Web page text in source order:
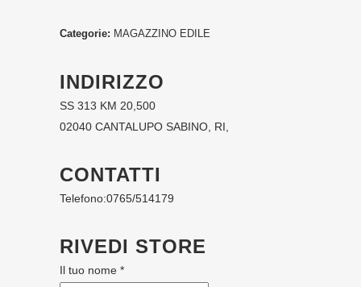
Categorie: MAGAZZINO EDILE
INDIRIZZO
SS 313 KM 20,500
02040 CANTALUPO SABINO, RI,
CONTATTI
Telefono:0765/514179
RIVEDI STORE
Il tuo nome *